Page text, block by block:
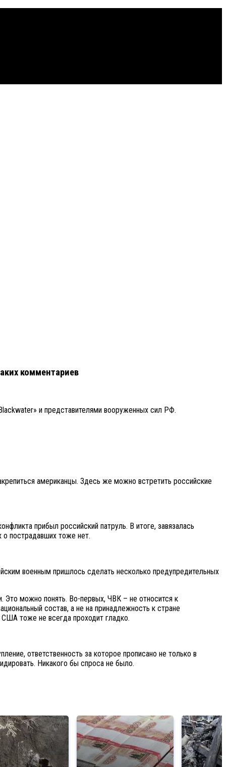
комментариев
и представителями вооруженных сил РФ.
американцы. Здесь же можно встретить российские
прибыл российский патруль. В итоге, завязалась
пострадавших тоже нет.
военным пришлось сделать несколько предупредительных
Это можно понять. Во-первых, ЧВК – не относится к
состав, а не на принадлежность к стране
тоже не всегда проходит гладко.
ответственность за которое прописано не только в
Никакого бы спроса не было.